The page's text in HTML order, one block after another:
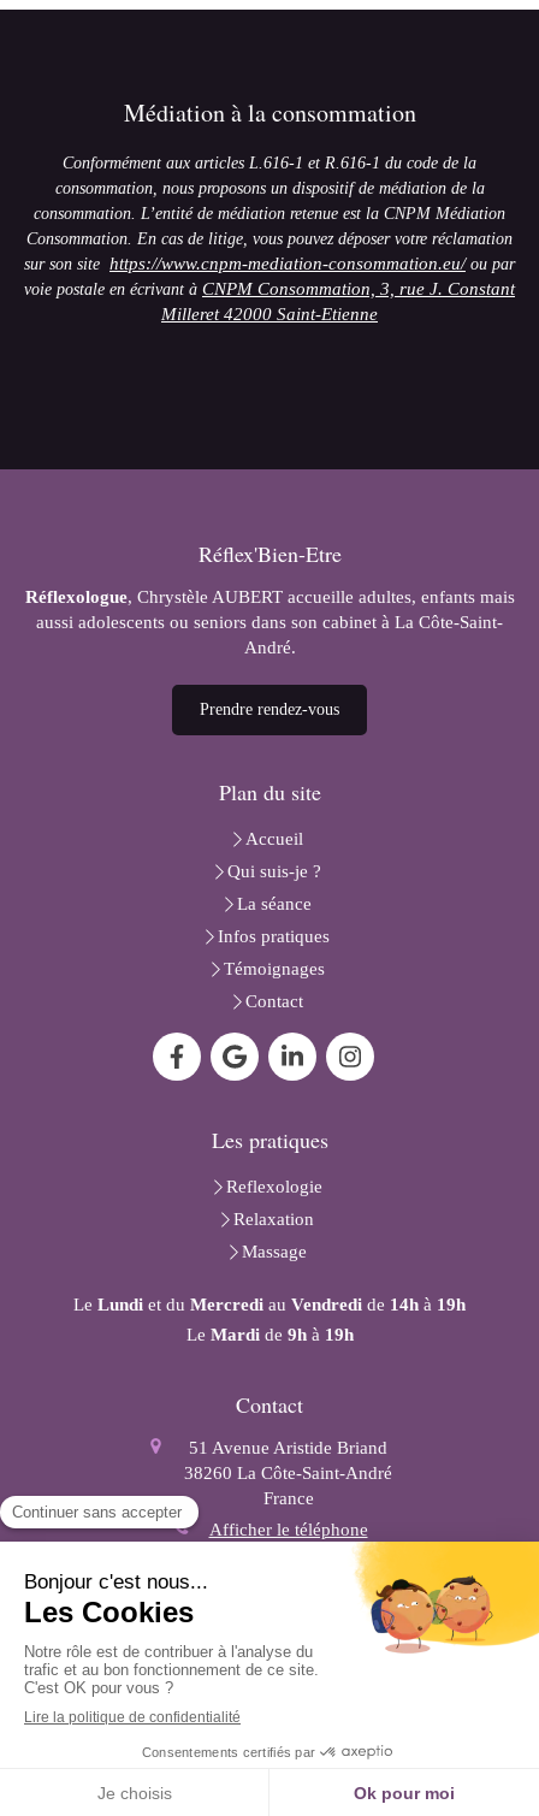
Médiation à la consommation
Conformément aux articles L.616-1 et R.616-1 du code de la
consommation, nous proposons un dispositif de médiation de la
consommation. L’entité de médiation retenue est la CNPM Médiation
Consommation. En cas de litige, vous pouvez déposer votre réclamation
sur son site https://www.cnpm-mediation-consommation.eu/ou par
voie postale en écrivant à CNPM Consommation, 3, rue J. Constant
Milleret 42000 Saint-Etienne
Réflex'Bien-Etre
Réflexologue, Chrystèle AUBERT accueille adultes, enfants mais
aussi adolescents ou seniors dans son cabinet à La Côte-Saint-
André.
Prendre rendez-vous
Plan du site
Accueil
Qui suis-je ?
La séance
Infos pratiques
Témoignages
Contact
Les pratiques
Reflexologie
Relaxation
Massage
Le Lundi et du Mercredi au Vendredi de 14h à 19h
Le Mardide 9hà 19h
Contact
51 Avenue Aristide Briand
38260 La Côte-Saint-André
France
Afficher le téléphone
Mentions légales
Politique de confidentialité
Création et référencement du site par Simplébo
Ce site a été créé grâce à